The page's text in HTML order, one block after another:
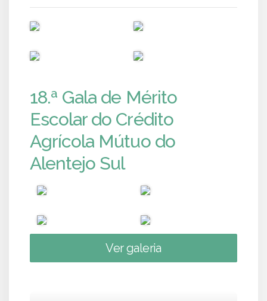
18.ª Gala de Mérito
Escolar do Crédito
Agrícola Mútuo do
Alentejo Sul
Ver galeria